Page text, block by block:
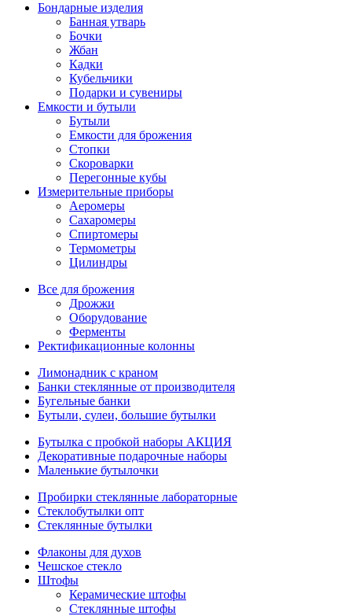
Бондарные изделия
Банная утварь
Бочки
Жбан
Кадки
Кубельчики
Подарки и сувениры
Емкости и бутыли
Бутыли
Емкости для брожения
Стопки
Скороварки
Перегонные кубы
Измерительные приборы
Аеромеры
Сахаромеры
Спиртомеры
Термометры
Цилиндры
Все для брожения
Дрожжи
Оборудование
Ферменты
Ректификационные колонны
Лимонадник с краном
Банки стеклянные от производителя
Бугельные банки
Бутыли, сулеи, большие бутылки
Бутылка с пробкой наборы АКЦИЯ
Декоративные подарочные наборы
Маленькие бутылочки
Пробирки стеклянные лабораторные
Стеклобутылки опт
Стеклянные бутылки
Флаконы для духов
Чешское стекло
Штофы
Керамические штофы
Стеклянные штофы